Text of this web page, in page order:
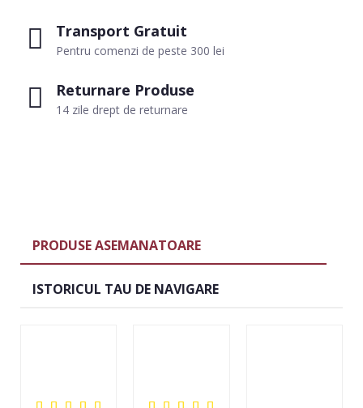
Transport Gratuit
Pentru comenzi de peste 300 lei
Returnare Produse
14 zile drept de returnare
PRODUSE ASEMANATOARE
ISTORICUL TAU DE NAVIGARE